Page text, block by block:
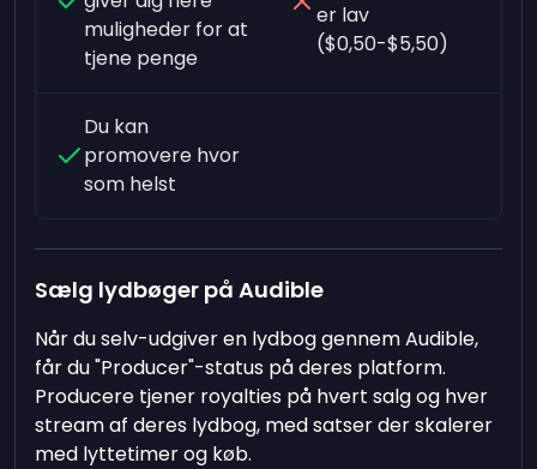
muligheder for at
tjene penge
er lav
($0,50-$5,50)
Du kan
promovere hvor
som helst
Sælg lydbøger på Audible
Når du selv-udgiver en lydbog gennem Audible,
får du "Producer"-status på deres platform.
Producere tjener royalties på hvert salg og hver
stream af deres lydbog, med satser der skalerer
med lyttetimer og køb.